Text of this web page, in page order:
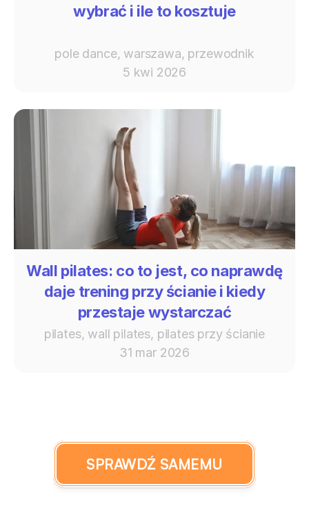
wybrać i ile to kosztuje
pole dance, warszawa, przewodnik
5 kwi 2026
Wall pilates: co to jest, co naprawdę
daje trening przy ścianie i kiedy
przestaje wystarczać
pilates, wall pilates, pilates przy ścianie
31 mar 2026
SPRAWDŹ SAMEMU